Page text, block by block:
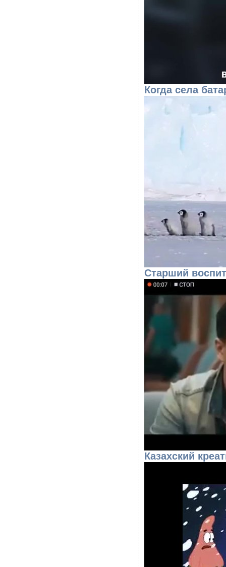
Когда села
Старший
Казахский